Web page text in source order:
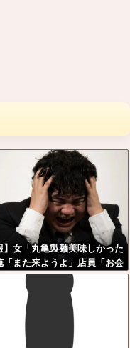
】女「丸亀製麺美味しかった
「また来ようよ」店員「お会
円になりまーす」→その後
』なったんだが俺悪くないよ
？？？？？？